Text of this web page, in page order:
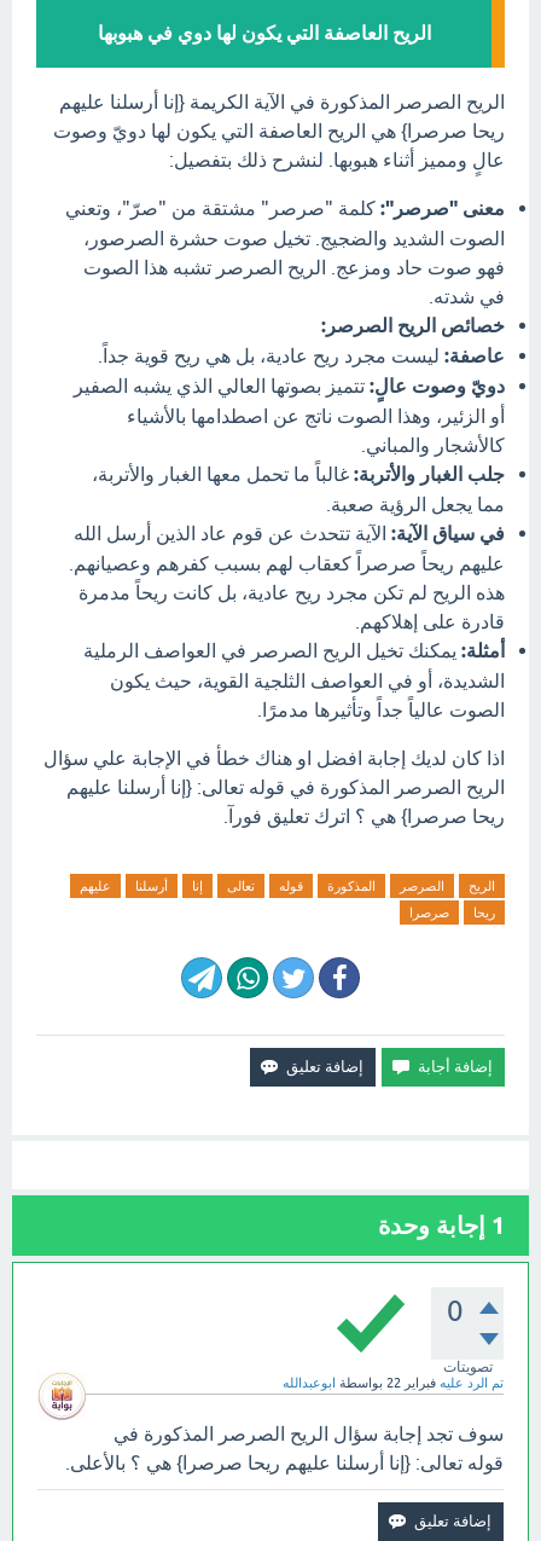
الريح العاصفة التي يكون لها دوي في هبوبها
الريح الصرصر المذكورة في الآية الكريمة {إنا أرسلنا عليهم
ريحا صرصرا} هي الريح العاصفة التي يكون لها دويّ وصوت
عالٍ ومميز أثناء هبوبها. لنشرح ذلك بتفصيل:
معنى "صرصر": كلمة "صرصر" مشتقة من "صرّ"، وتعني
الصوت الشديد والضجيج. تخيل صوت حشرة الصرصور،
فهو صوت حاد ومزعج. الريح الصرصر تشبه هذا الصوت
في شدته.
خصائص الريح الصرصر:
عاصفة: ليست مجرد ريح عادية، بل هي ريح قوية جداً.
دويّ وصوت عالٍ: تتميز بصوتها العالي الذي يشبه الصفير
أو الزئير، وهذا الصوت ناتج عن اصطدامها بالأشياء
كالأشجار والمباني.
جلب الغبار والأتربة: غالباً ما تحمل معها الغبار والأتربة،
مما يجعل الرؤية صعبة.
في سياق الآية: الآية تتحدث عن قوم عاد الذين أرسل الله
عليهم ريحاً صرصراً كعقاب لهم بسبب كفرهم وعصيانهم.
هذه الريح لم تكن مجرد ريح عادية، بل كانت ريحاً مدمرة
قادرة على إهلاكهم.
أمثلة: يمكنك تخيل الريح الصرصر في العواصف الرملية
الشديدة، أو في العواصف الثلجية القوية، حيث يكون
الصوت عالياً جداً وتأثيرها مدمرًا.
اذا كان لديك إجابة افضل او هناك خطأ في الإجابة علي سؤال
الريح الصرصر المذكورة في قوله تعالى: {إنا أرسلنا عليهم
ريحا صرصرا} هي ؟ اترك تعليق فورآ.
الريح الصرصر المذكورة قوله تعالى إنا أرسلنا
عليهم
ريحا
صرصرا
1 إجابة وحدة
0
تصويتات
تم الرد عليه فبراير 22 بواسطة ابوعبدالله
سوف تجد إجابة سؤال الريح الصرصر المذكورة في
قوله تعالى: {إنا أرسلنا عليهم ريحا صرصرا} هي ؟ بالأعلى.